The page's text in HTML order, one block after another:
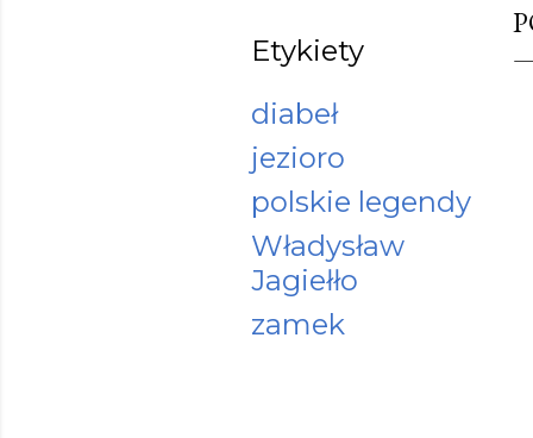
Etykiety
diabeł
jezioro
polskie legendy
Władysław
Jagiełło
zamek